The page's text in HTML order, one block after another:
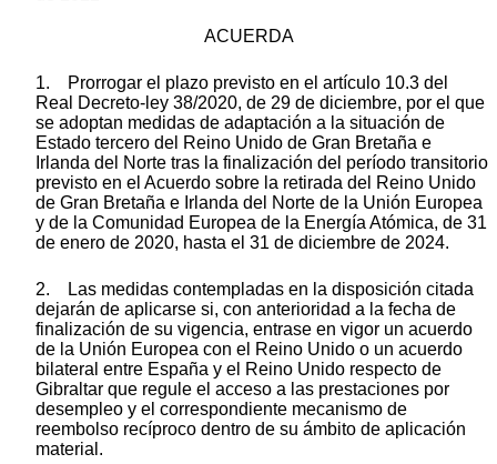
ACUERDA
1. Prorrogar el plazo previsto en el artículo 10.3 del
Real Decreto-ley 38/2020, de 29 de diciembre, por el que
se adoptan medidas de adaptación a la situación de
Estado tercero del Reino Unido de Gran Bretaña e
Irlanda del Norte tras la finalización del período transitorio
previsto en el Acuerdo sobre la retirada del Reino Unido
de Gran Bretaña e Irlanda del Norte de la Unión Europea
y de la Comunidad Europea de la Energía Atómica, de 31
de enero de 2020, hasta el 31 de diciembre de 2024.
2. Las medidas contempladas en la disposición citada
dejarán de aplicarse si, con anterioridad a la fecha de
finalización de su vigencia, entrase en vigor un acuerdo
de la Unión Europea con el Reino Unido o un acuerdo
bilateral entre España y el Reino Unido respecto de
Gibraltar que regule el acceso a las prestaciones por
desempleo y el correspondiente mecanismo de
reembolso recíproco dentro de su ámbito de aplicación
material.